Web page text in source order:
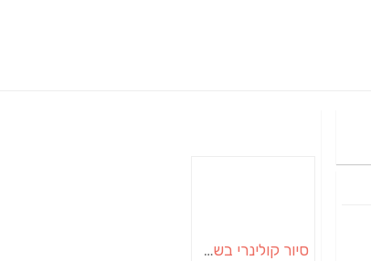
סיור קולינרי בשדרות | בדרום